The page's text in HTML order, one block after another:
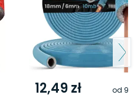
12,49 zł od